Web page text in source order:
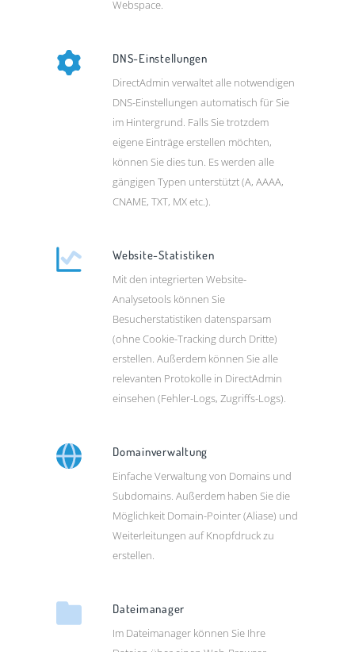
Webspace.
DNS-Einstellungen
DirectAdmin verwaltet alle notwendigen
DNS-Einstellungen automatisch für Sie
im Hintergrund. Falls Sie trotzdem
eigene Einträge erstellen möchten,
können Sie dies tun. Es werden alle
gängigen Typen unterstützt (A, AAAA,
CNAME, TXT, MX etc.).
Website-Statistiken
Mit den integrierten Website-
Analysetools können Sie
Besucherstatistiken datensparsam
(ohne Cookie-Tracking durch Dritte)
erstellen. Außerdem können Sie alle
relevanten Protokolle in DirectAdmin
einsehen (Fehler-Logs, Zugriffs-Logs).
Domainverwaltung
Einfache Verwaltung von Domains und
Subdomains. Außerdem haben Sie die
Möglichkeit Domain-Pointer (Aliase) und
Weiterleitungen auf Knopfdruck zu
erstellen.
Dateimanager
Im Dateimanager können Sie Ihre